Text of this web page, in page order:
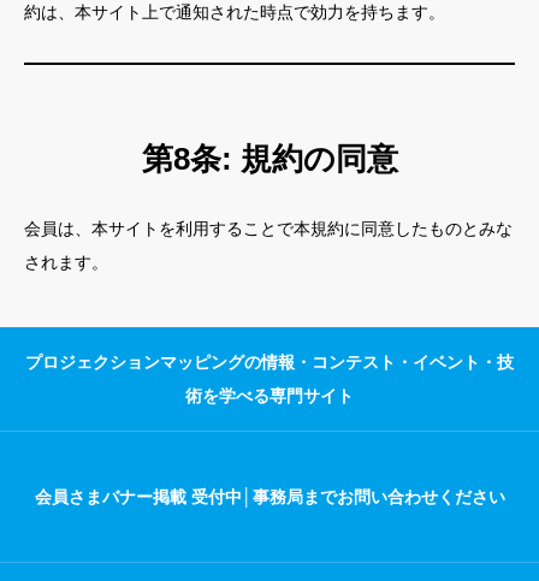
約は、本サイト上で通知された時点で効力を持ちます。
第8条: 規約の同意
会員は、本サイトを利用することで本規約に同意したものとみな
されます。
プロジェクションマッピングの情報・コンテスト・イベント・技
術を学べる専門サイト
会員さまバナー掲載 受付中│事務局までお問い合わせください